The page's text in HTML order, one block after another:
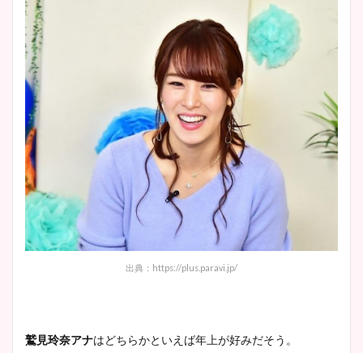
調査！
宇賀神メグアナのニット画像
まとめ！足も美脚でカップも
凄い！
池谷実悠アナのメガネ画像が
かわいい！カップや水着姿も
まとめた！
出典：https://plus.paravi.jp/
鷲見玲奈アナはどちらかといえば年上が好みだそう。